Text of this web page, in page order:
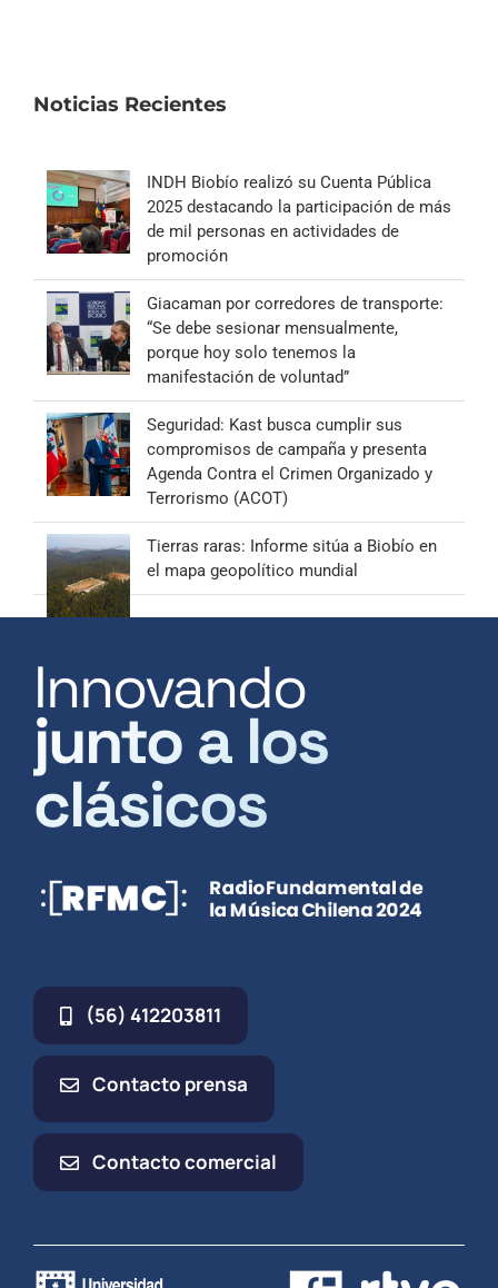
Noticias Recientes
INDH Biobío realizó su Cuenta Pública
2025 destacando la participación de más
de mil personas en actividades de
promoción
Giacaman por corredores de transporte:
“Se debe sesionar mensualmente,
porque hoy solo tenemos la
manifestación de voluntad”
Seguridad: Kast busca cumplir sus
compromisos de campaña y presenta
Agenda Contra el Crimen Organizado y
Terrorismo (ACOT)
Tierras raras: Informe sitúa a Biobío en
el mapa geopolítico mundial
Innovando
junto a los
clásicos
(56) 412203811
Contacto prensa
Contacto comercial